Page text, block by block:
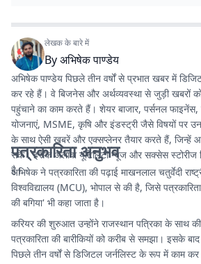
लेखक के बारे में
Byअभिषेक पाण्डेय
अभिषेक पाण्डेय पिछले तीन वर्षों से प्रभात खबर में
कर रहे हैं। वे बिजनेस और अर्थव्यवस्था से जुड़ी खबरों
पहुंचाने का काम करते हैं। शेयर बाजार, पर्सनल
योजनाएं, MSME, कृषि और इंडस्ट्री जैसे विषयों पर
के साथ ऐसी खबरें और एक्सप्लेनर तैयार करते हैं, जिन्हें
सकें। इसके अलावा यूटिलिटी न्यूज और सक्सेस
है।
पत्रकारिता अनुभव
अभिषेक ने पत्रकारिता की पढ़ाई माखनलाल चतुर्वेदी
विश्वविद्यालय (MCU), भोपाल से की है, जिसे
की बगिया' भी कहा जाता है।
करियर की शुरुआत उन्होंने राजस्थान पत्रिका के साथ
पत्रकारिता की बारीकियों को करीब से समझा। इसके
पिछले तीन वर्षों से डिजिटल जर्नलिस्ट के रूप में काम